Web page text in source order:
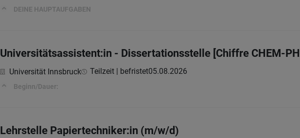
DEINE HAUPTAUFGABEN​
Universitätsassistent:in - Dissertationsstelle [Chiffre CHEM-
Universität Innsbruck Teilzeit | befristet05.08.2026
Beginn/Dauer:
Lehrstelle Papiertechniker:in (m/w/d)